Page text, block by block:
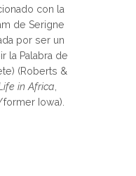
con la
de Serigne
por ser un
la Palabra de
(Roberts &
in Africa
Iowa).